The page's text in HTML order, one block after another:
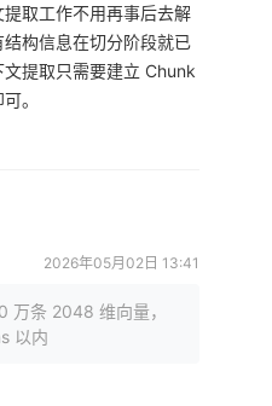
取工作不用再事后去解
构信息在切分阶段就已
提取只需要建立 Chunk
。
2026年05月02日 13:41
万条 2048 维向量，
以内